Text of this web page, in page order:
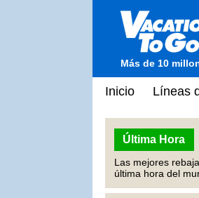
Más de 10
Inicio Líneas
Última Hora
Las mejores
última hora del